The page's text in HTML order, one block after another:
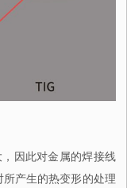
因此对金属的焊接线
产生的热变形的处理